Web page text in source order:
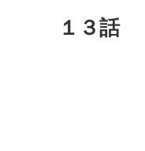
１３話